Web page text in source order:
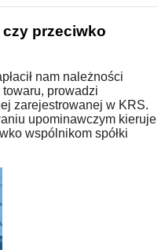
czy przeciwko
nam należności
prowadzi
zarejestrowanej w KRS.
upominawczym kieruje
wspólnikom spółki